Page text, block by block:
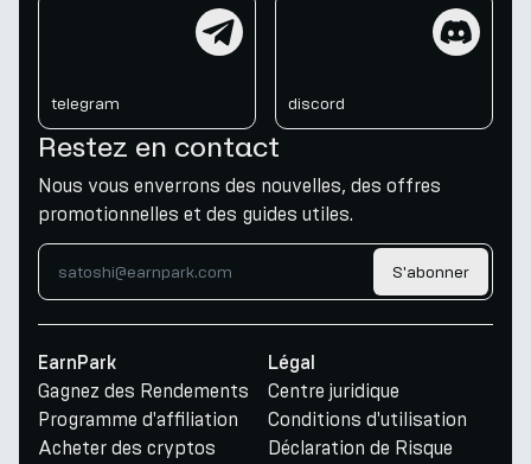
telegram discord
Restez en contact
Nous vous enverrons des nouvelles, des offres
promotionnelles et des guides utiles.
S'abonner
EarnPark
Gagnez des Rendements
Programme d'affiliation
Acheter des cryptos
Légal
Centre juridique
Conditions d'utilisation
Déclaration de Risque